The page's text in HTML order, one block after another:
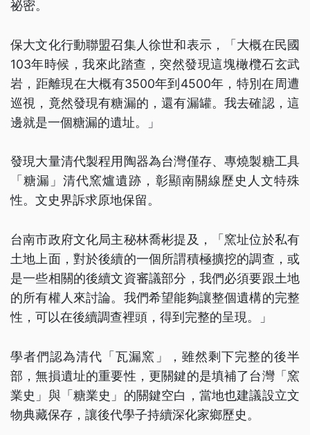
祕密。
保大文化行動聯盟召集人徐世和表示，「大概在民國
103年時候，我來此踏查，突然發現這塊橄欖石玄武
岩，距離現在大概有3500年到4500年，特別在周遭
巡視，竟然發現有糖漏的，還有漏罐。我去確認，這
邊就是一個糖漏的遺址。」
發現大量清代製程用陶器為台灣僅存、專燒製糖工具
「糖漏」清代窯爐遺跡，彰顯南關線歷史人文特殊
性。文史界訴求原地保留。
台南市政府文化局主秘林喬彬提及，「窯址位於私有
土地上面，對於後續的一個所謂積極擴挖的調查，或
是一些相關的後續文資審議部分，我們必須要跟土地
的所有權人來討論。我們希望能夠讓整個遺構的完整
性，可以在後續調查裡頭，得到完整的呈現。」
學者們認為清代「瓦漏窯」，雖然剩下完整的後半
部，無損遺址的重要性，更關鍵的是填補了台灣「窯
業史」與「糖業史」的關鍵空白，當地也建議設立文
物典藏保存，讓後代學子持續深化家鄉歷史。